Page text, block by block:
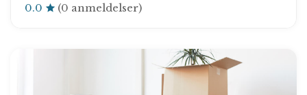
0.0 (0 anmeldelser)